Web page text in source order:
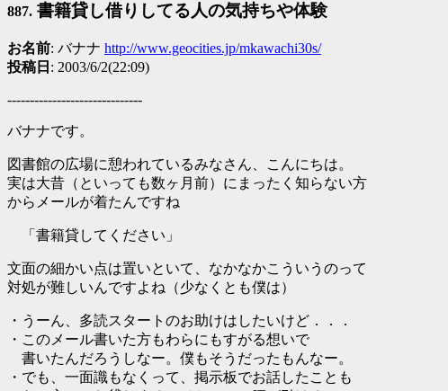
887. 書籍貸し借りしてる人の気持ちや体験
お名前: バナナ http://www.geocities.jp/mkawachi30s/
投稿日 : 2003/6/2(22:09)
------------------------------
バナナです。
図書館の広場に憩われているみなさん、こんにちは。
実は大昔（といっても数ヶ月前）にまったく知らない方
からメールが着たんですね
「書籍貸してください」
文面の細かい点は置いといて、なかなかこういうのって
対処が難しいんですよね（少なくとも僕は）
・うーん、多読スタートのお助けはしたいけど．．．
・このメール書いた方もわらにもすがる想いで
書いたんだろうしなー。僕もそうだったもんなー。
・でも、一面識もなくって、掲示板でお話したことも